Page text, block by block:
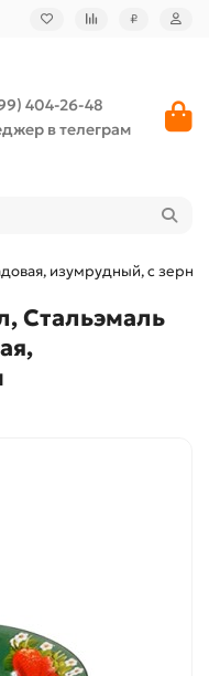
₽
404-26-48
в телеграм
изумрудный, с
Стальэмаль